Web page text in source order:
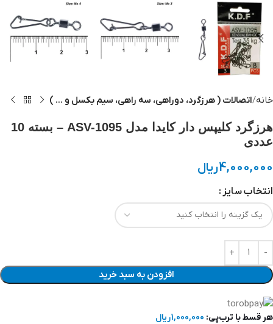
خانه اتصالات ( هرزگرد، دوراهی، سه راهی، سیم بکسل و ... )
هرزگرد کلیپس دار کایدا مدل ASV-1095 – بسته 10
عددی
4,000,000ریال
انتخاب سایز
افزودن به سبد خرید
هر قسط با ترب‌پی: 1,000,000ریال